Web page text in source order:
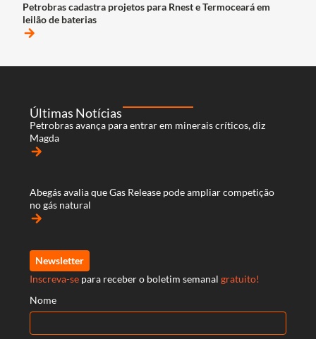
Petrobras cadastra projetos para Rnest e Termoceará em
leilão de baterias
arrow_forward
Últimas Notícias
Petrobras avança para entrar em minerais críticos, diz
Magda
arrow_forward
Abegás avalia que Gas Release pode ampliar competição
no gás natural
arrow_forward
Newsletter
Inscreva-se para receber o boletim semanal gratuito!
Nome